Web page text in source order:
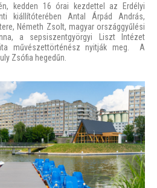
kedden 16 órai kezdettel az Erdélyi
kiállítóterében Antal Árpád András,
Németh Zsolt, magyar országgyűlési
a sepsiszentgyörgyi Liszt Intézet
művészettörténész nyitják meg. A
Zsófia hegedűn.